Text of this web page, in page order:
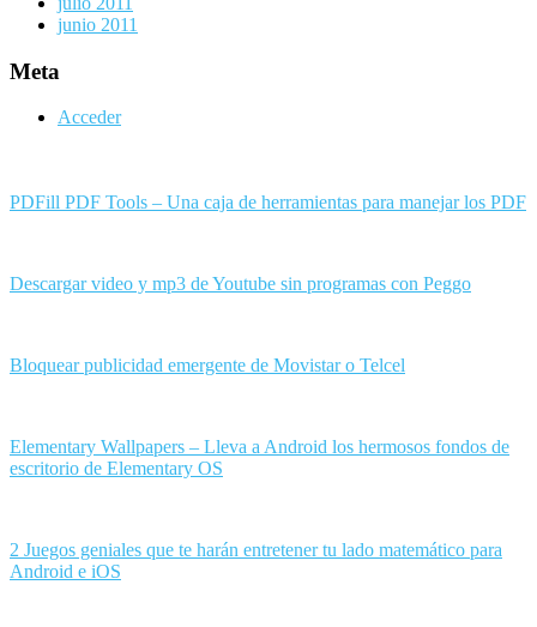
junio 2011
Meta
Acceder
PDFill PDF Tools – Una caja de herramientas para manejar los PDF
Descargar video y mp3 de Youtube sin programas con Peggo
Bloquear publicidad emergente de Movistar o Telcel
Elementary Wallpapers – Lleva a Android los hermosos fondos de
escritorio de Elementary OS
2 Juegos geniales que te harán entretener tu lado matemático para
Android e iOS